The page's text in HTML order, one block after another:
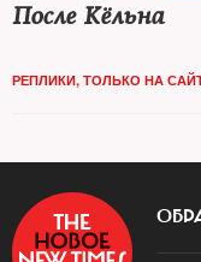
После Кёльна
РЕПЛИКИ, ТОЛЬКО НА